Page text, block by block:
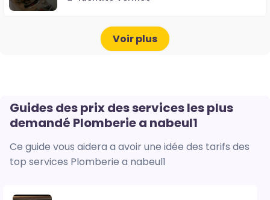
Voir plus
Guides des prix des services les plus
demandé Plomberie a nabeul1
Ce guide vous aidera a avoir une idée des tarifs des
top services Plomberie a nabeul1